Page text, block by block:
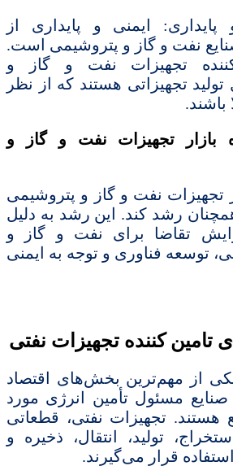
ایمنی و پایداری از
نفت و گاز و پتروشیمی است.
تجهیزات نفت و گاز و
تولید تجهیزاتی هستند که از نظر
باشند.
بازار تجهیزات نفت و گاز و
تجهیزات نفت و گاز و پتروشیمی
رشد کند. این رشد به دلیل
تقاضا برای نفت و گاز و
توسعه فناوری و توجه به ایمنی
کننده تجهیزات نفتی
از مهم‌ترین بخش‌های اقتصاد
مسئول تأمین انرژی مورد
هستند. تجهیزات نفتی، قطعاتی
تولید، انتقال، ذخیره و
قرار می‌گیرند.